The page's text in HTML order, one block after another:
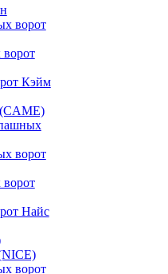
ворот
Кэйм
ворот
Найс
ворот